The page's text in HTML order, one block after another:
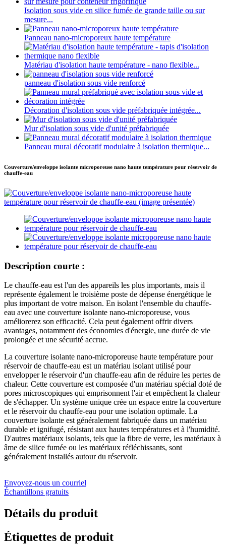
Isolation sous vide en silice fumée de grande taille ou sur
mesure...
Panneau nano-microporeux haute température
Matériau d'isolation haute température - nano flexible...
panneau d'isolation sous vide renforcé
Décoration d'isolation sous vide préfabriquée intégrée...
Mur d'isolation sous vide d'unité préfabriquée
Panneau mural décoratif modulaire à isolation thermique...
Couverture/enveloppe isolante microporeuse nano haute température pour réservoir de
chauffe-eau
Description courte :
Le chauffe-eau est l'un des appareils les plus importants, mais il
représente également le troisième poste de dépense énergétique le
plus important de votre maison. En isolant l'ensemble du chauffe-
eau avec une couverture isolante nano-microporeuse, vous
améliorerez son efficacité. Cela peut également offrir divers
avantages, notamment des économies d'énergie, une durée de vie
prolongée et une sécurité accrue.
La couverture isolante nano-microporeuse haute température pour
réservoir de chauffe-eau est un matériau isolant utilisé pour
envelopper le réservoir d'un chauffe-eau afin de réduire les pertes de
chaleur. Cette couverture est composée d'un matériau spécial doté de
pores microscopiques qui emprisonnent l'air et empêchent la chaleur
de s'échapper. Un système unique crée un espace entre la couverture
et le réservoir du chauffe-eau pour une isolation optimale. La
couverture isolante est généralement fabriquée dans un matériau
durable et ignifugé, résistant aux hautes températures et à l'humidité.
D'autres matériaux isolants, tels que la fibre de verre, les matériaux à
âme de silice fumée ou les matériaux réfléchissants, sont
généralement installés autour du réservoir.
Envoyez-nous un courriel
Échantillons gratuits
Détails du produit
Étiquettes de produit